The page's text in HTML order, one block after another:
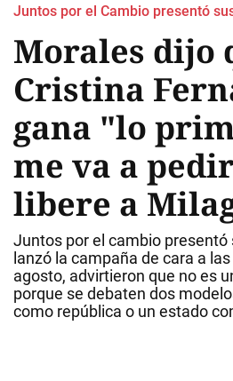
Juntos por el Cambio presentó
Morales dijo
Cristina
gana "lo
me va a
libere a
Juntos por el cambio presentó
lanzó la campaña de cara a
agosto, advirtieron que no es
porque se debaten dos
como república o un estado